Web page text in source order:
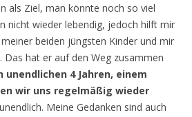
als Ziel, man könnte noch so viel
nicht wieder lebendig, jedoch hilft mir
beiden jüngsten Kinder und mir
Das hat er auf den Weg zusammen
unendlichen 4 Jahren, einem
wir uns regelmäßig wieder
Meine Gedanken sind auch